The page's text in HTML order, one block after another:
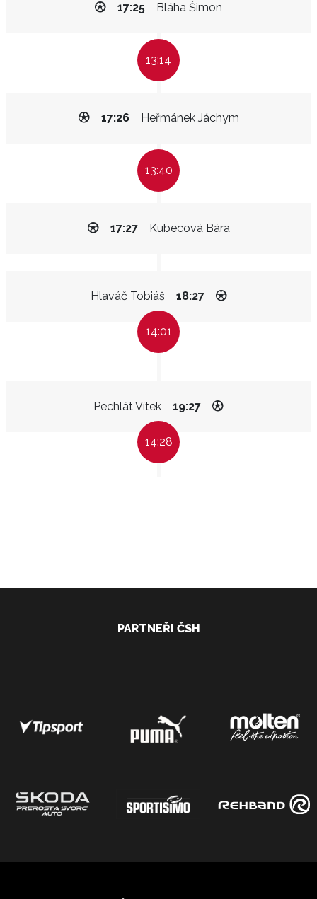
Bláha Šimon
17:25
13:14
Heřmánek Jáchym
17:26
13:40
Kubecová Bára
17:27
Hlaváč Tobiáš 18:27
14:01
Pechlát Vítek 19:27
14:28
PARTNEŘI ČSH